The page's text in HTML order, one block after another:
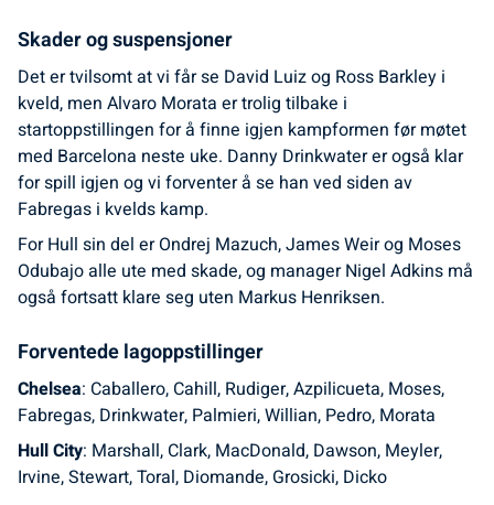
Skader og suspensjoner
Det er tvilsomt at vi får se David Luiz og Ross Barkley i
kveld, men Alvaro Morata er trolig tilbake i
startoppstillingen for å finne igjen kampformen før møtet
med Barcelona neste uke. Danny Drinkwater er også klar
for spill igjen og vi forventer å se han ved siden av
Fabregas i kvelds kamp.
For Hull sin del er Ondrej Mazuch, James Weir og Moses
Odubajo alle ute med skade, og manager Nigel Adkins må
også fortsatt klare seg uten Markus Henriksen.
Forventede lagoppstillinger
Chelsea: Caballero, Cahill, Rudiger, Azpilicueta, Moses,
Fabregas, Drinkwater, Palmieri, Willian, Pedro, Morata
Hull City: Marshall, Clark, MacDonald, Dawson, Meyler,
Irvine, Stewart, Toral, Diomande, Grosicki, Dicko